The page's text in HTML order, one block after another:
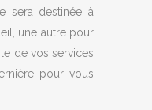
sera destinée à
une autre pour
de vos services
pour vous